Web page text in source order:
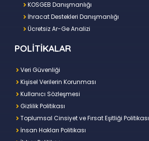
KOSGEB Danışmanlığı
İhracat Destekleri Danışmanlığı
Ücretsiz Ar-Ge Analizi
POLİTİKALAR
Veri Güvenliği
Kişisel Verilerin Korunması
Kullanıcı Sözleşmesi
Gizlilik Politikası
Toplumsal Cinsiyet ve Fırsat Eşitliği Politikası
İnsan Hakları Politikası